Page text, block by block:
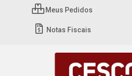
Meus Pedidos
Notas Fiscais